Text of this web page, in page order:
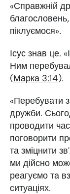
«Справжній
піклуємося».
Ісус знав це.
Ним
(Марка 3:14).
«Перебувати
дружби.
проводити
поговорити
та зміцнити
ми дійсно
реагуємо та
ситуаціях.